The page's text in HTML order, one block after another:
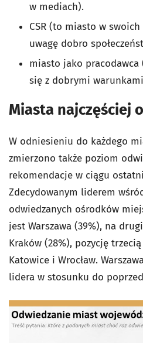
w mediach).
CSR (to miasto w
uwagę dobro
miasto jako
się z dobrymi
Miasta najczęściej
W odniesieniu do każdego
zmierzono także poziom
rekomendacje w ciągu
Zdecydowanym liderem
odwiedzanych ośrodków
jest Warszawa (39%), na
Kraków (28%), pozycję
Katowice i Wrocław.
lidera w stosunku do